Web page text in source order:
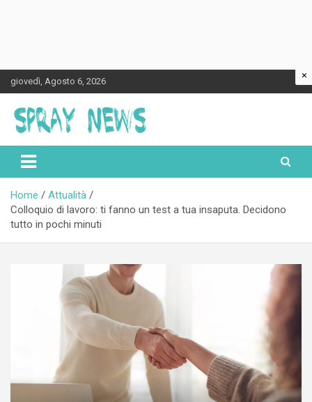
Skip
to
content
giovedì, Agosto 6, 2026
Spraynews.it
Home
Attualità
Colloquio di lavoro: ti fanno un test a tua insaputa. Decidono
tutto in pochi minuti
×